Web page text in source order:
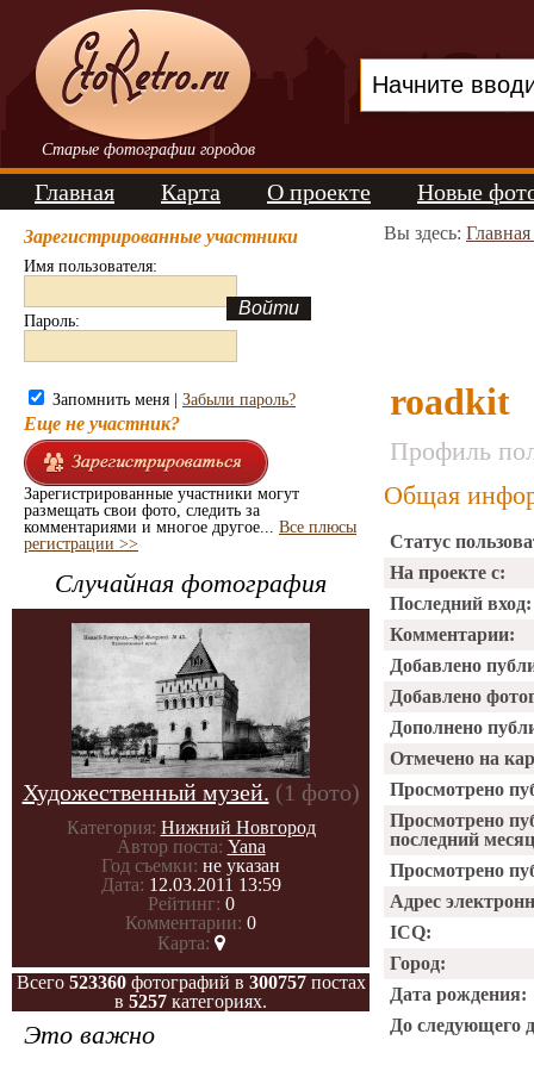
Старые фотографии городов
Главная Карта О проекте Новые
Зарегистрированные участники
Имя пользователя:
Пароль:
Запомнить меня | Забыли пароль?
Еще не участник?
Зарегистрированные участники могут
размещать свои фото, следить за
комментариями и многое другое... Все плюсы
регистрации >>
Случайная фотография
Художественный музей. (1 фото)
Категория: Нижний Новгород
Автор поста: Yana
Год съемки: не указан
Дата: 12.03.2011 13:59
Рейтинг: 0
Комментарии: 0
Карта:
Всего 523360фотографий в 300757постах
в 5257 категориях.
Это важно
Вы здесь:
roadkit
Профиль
Общая
Статус
На проекте с:
Последний вход:
Комментарии:
Добавлено
Добавлено
Дополнено
Отмечено на
Просмотрено
Просмотрено
последний
Просмотрено
Адрес
ICQ:
Город:
Дата рождения:
До следующего